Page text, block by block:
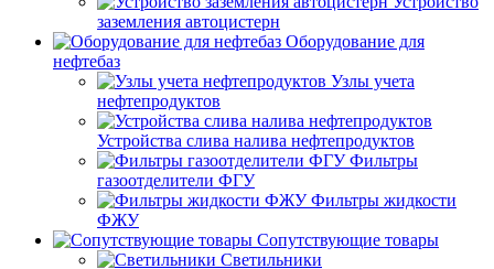
заземления автоцистерн
Оборудование для
нефтебаз
Узлы учета
нефтепродуктов
Устройства слива налива нефтепродуктов
Фильтры
газоотделители ФГУ
Фильтры жидкости
ФЖУ
Сопутствующие товары
Светильники